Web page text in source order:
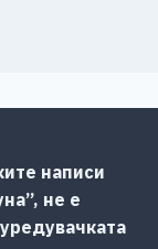
написи
не е